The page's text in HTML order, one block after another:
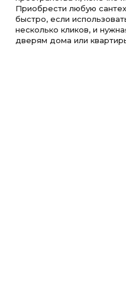
Приобрести любую
быстро, если
несколько кликов, и
дверям дома или